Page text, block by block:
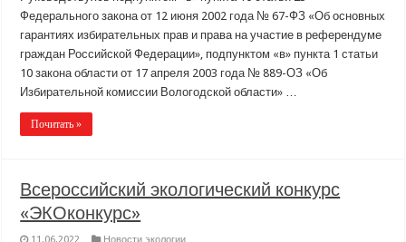
Федерального закона от 12 июня 2002 года № 67-ФЗ «Об основных
гарантиях избирательных прав и права на участие в референдуме
граждан Российской Федерации», подпунктом «в» пункта 1 статьи
10 закона области от 17 апреля 2003 года № 889-ОЗ «Об
Избирательной комиссии Вологодской области» …
Почитать »
Всероссийский экологический конкурс
«ЭКОконкурс»
11.06.2022 Новости экологии